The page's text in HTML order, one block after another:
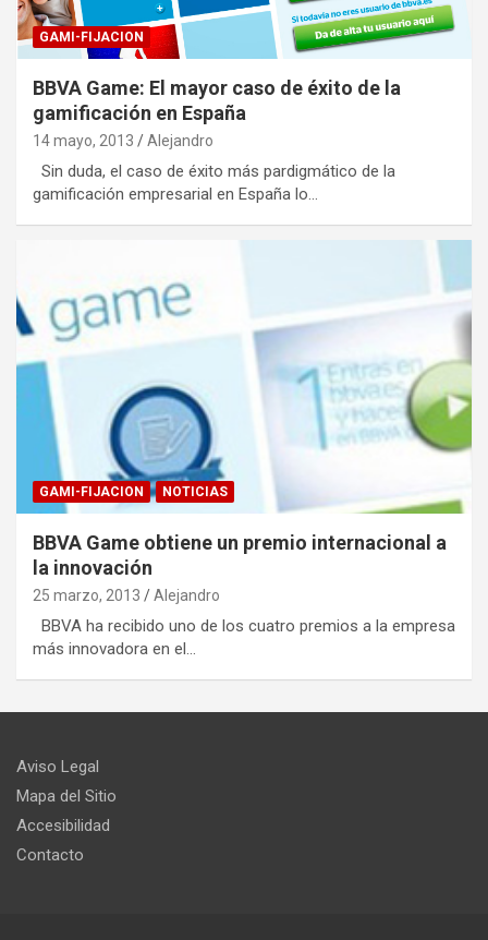
GAMI-FIJACION
BBVA Game: El mayor caso de éxito de la
gamificación en España
14 mayo, 2013 Alejandro
Sin duda, el caso de éxito más pardigmático de la
gamificación empresarial en España lo…
GAMI-FIJACION NOTICIAS
BBVA Game obtiene un premio internacional a
la innovación
25 marzo, 2013 Alejandro
BBVA ha recibido uno de los cuatro premios a la empresa
más innovadora en el…
Aviso Legal
Mapa del Sitio
Accesibilidad
Contacto